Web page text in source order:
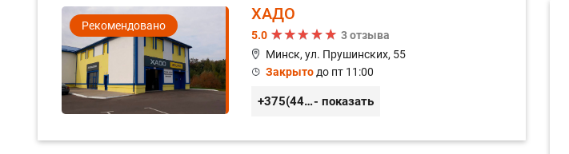
Рекомендовано
ХАДО
5.0
3 отзыва
Минск, ул. Прушинских, 55
Закрытодо пт 11:00
+375(44) 559-27-77- показать